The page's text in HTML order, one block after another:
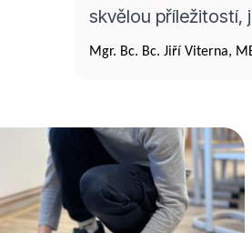
skvělou příležitostí,
Mgr. Bc. Bc. Jiří Viterna,